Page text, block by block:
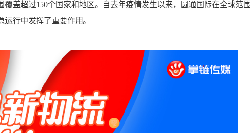
覆盖超过150个国家和地区。自去年疫情发生以来，圆通国际在全球范围
行中发挥了重要作用。